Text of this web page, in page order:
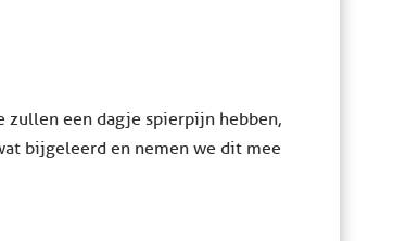
zullen een dagje spierpijn hebben,
bijgeleerd en nemen we dit mee